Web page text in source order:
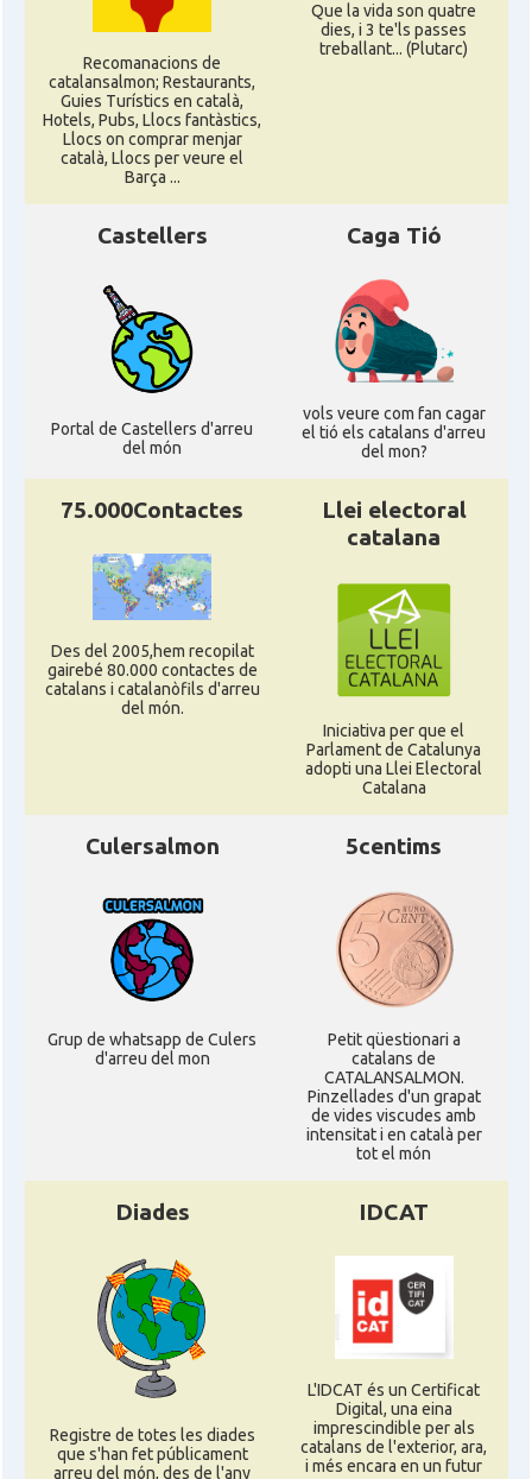
Recomanacions de
catalansalmon; Restaurants,
Guies Turístics en català,
Hotels, Pubs, Llocs fantàstics,
Llocs on comprar menjar
català, Llocs per veure el
Barça ...
Que la vida son quatre
dies, i 3 te'ls passes
treballant... (Plutarc)
Castellers
Portal de Castellers d'arreu
del món
Caga Tió
vols veure com fan cagar
el tió els catalans d'arreu
del mon?
75.000Contactes
Des del 2005,hem recopilat
gairebé 80.000 contactes de
catalans i catalanòfils d'arreu
del món.
Llei electoral
catalana
Iniciativa per que el
Parlament de Catalunya
adopti una Llei Electoral
Catalana
Culersalmon
Grup de whatsapp de Culers
d'arreu del mon
5centims
Petit qüestionari a
catalans de
CATALANSALMON.
Pinzellades d'un grapat
de vides viscudes amb
intensitat i en català per
tot el món
Diades
Registre de totes les diades
que s'han fet públicament
arreu del món, des de l'any
IDCAT
L'IDCAT és un Certificat
Digital, una eina
imprescindible per als
catalans de l'exterior, ara,
i més encara en un futur